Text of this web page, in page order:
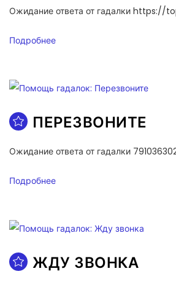
Ожидание ответа от гадалки https://
Подробнее
ПЕРЕЗВОНИТЕ
Ожидание ответа от гадалки
Подробнее
ЖДУ ЗВОНКА